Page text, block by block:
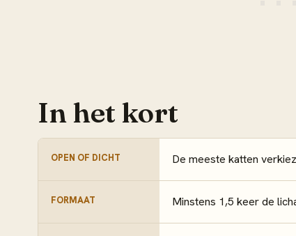
In het kort
OPEN OF DICHT De meeste katten
FORMAAT Minstens 1,5 keer de